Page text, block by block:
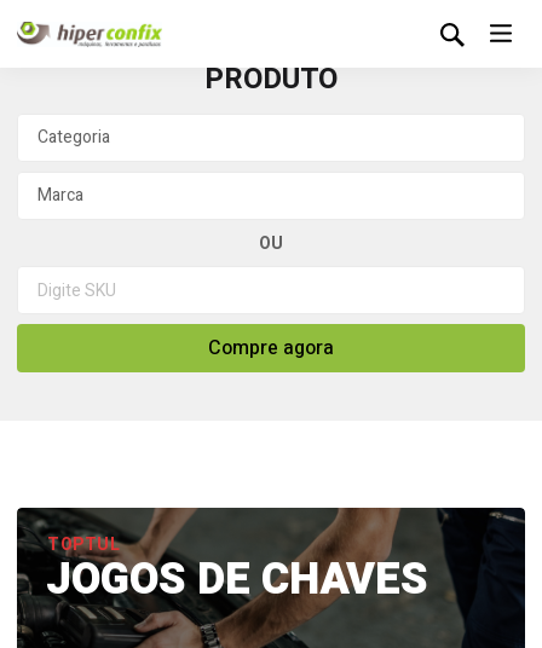
PRODUTO
OU
Compre agora
TOPTUL
JOGOS DE CHAVES